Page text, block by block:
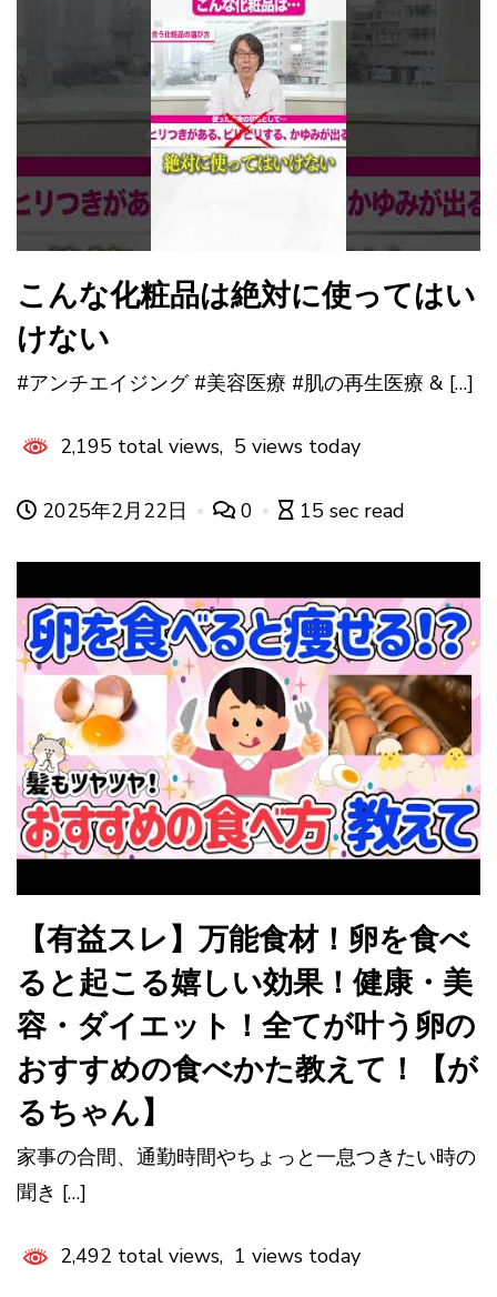
こんな化粧品は絶対に使ってはい
けない
#アンチエイジング #美容医療 #肌の再生医療 & […]
2,195 total views, 5 views today
2025年2月22日 0 15 sec read
【有益スレ】万能食材！卵を食べ
ると起こる嬉しい効果！健康・美
容・ダイエット！全てが叶う卵の
おすすめの食べかた教えて！【が
るちゃん】
家事の合間、通勤時間やちょっと一息つきたい時の
聞き […]
2,492 total views, 1 views today